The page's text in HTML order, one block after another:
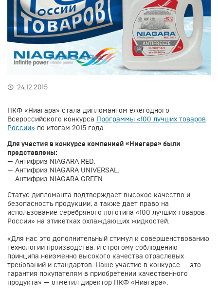
24.12.2015
ПКФ «Ниагара» стала дипломантом ежегодного
Всероссийского конкурса Программы «100 лучших товаров
России» по итогам 2015 года.
Для участия в конкурсе компанией «Ниагара» были
представлены:
— Антифриз NIAGARA RED.
— Антифриз NIAGARA UNIVERSAL.
— Антифриз NIAGARA GREEN.
Статус дипломанта подтверждает высокое качество и
безопасность продукции, а также дает право на
использование серебряного логотипа «100 лучших товаров
России» на этикетках охлаждающих жидкостей.
«Для нас это дополнительный стимул к совершенствованию
технологии производства, и строгому соблюдению
принципа неизменно высокого качества отраслевых
требований и стандартов. Наше участие в конкурсе — это
гарантия покупателям в приобретении качественного
продукта» — отметил директор ПКФ «Ниагара».